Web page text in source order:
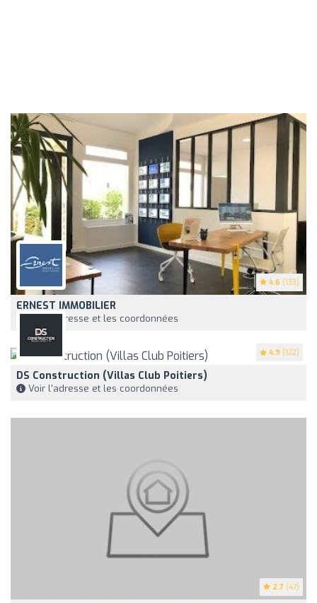
4.6 (133)
ERNEST IMMOBILIER
Voir l'adresse et les coordonnées
4.9 (122)
DS Construction (Villas Club Poitiers)
Voir l'adresse et les coordonnées
2.7 (47)